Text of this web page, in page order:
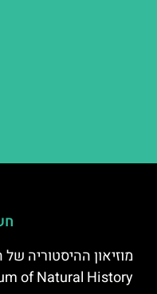
of Natural History)